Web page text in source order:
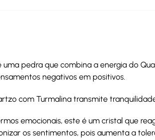
uma pedra que combina a energia do
negativos em positivos.
com Turmalina transmite
emocionais, este é um cristal que
os sentimentos, pois aumenta a